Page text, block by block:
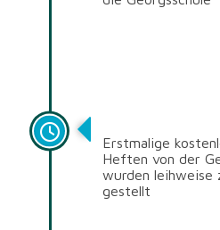
Erstmalige
Heften von der
wurden leihweise
gestellt